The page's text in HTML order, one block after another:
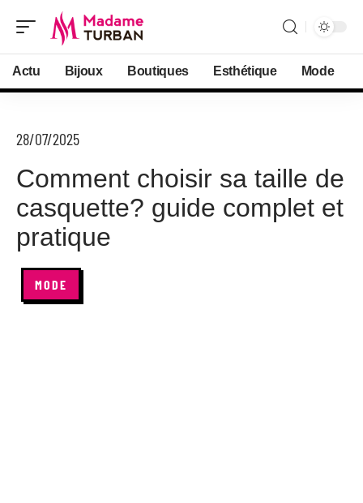
Actu Bijoux Boutiques Esthétique Mode
28/07/2025
Comment choisir sa taille de
casquette? guide complet et
pratique
MODE